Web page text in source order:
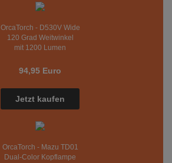
OrcaTorch - D530V Wide
120 Grad Weitwinkel
mit 1200 Lumen
94,95 Euro
Jetzt kaufen
OrcaTorch - Mazu TD01
Dual-Color Kopflampe